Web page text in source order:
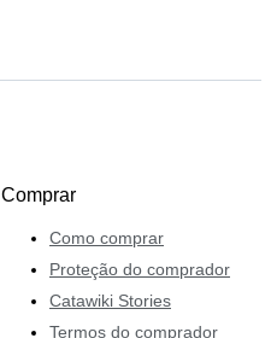
Comprar
Como comprar
Proteção do comprador
Catawiki Stories
Termos do comprador